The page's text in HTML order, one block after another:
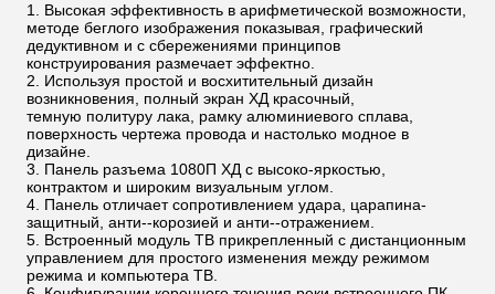
Высокая эффективность в арифметической возможности,
методе беглого изображения показывая, графический
дедуктивном и с сбережениями принципов
конструирования размечает эффектно.
Используя простой и восхитительный дизайн
возникновения, полный экран ХД красочный,
темную политуру лака, рамку алюминиевого сплава,
поверхность чертежа провода и настолько модное в
дизайне.
Панель разъема 1080П ХД с высоко-яркостью,
контрактом и широким визуальным углом.
Панель отличает сопротивлением удара, царапина-
защитный, анти--корозией и анти--отражением.
Встроенный модуль ТВ прикрепленный с дистанционным
управлением для простого изменения между режимом
режима и компьютера ТВ.